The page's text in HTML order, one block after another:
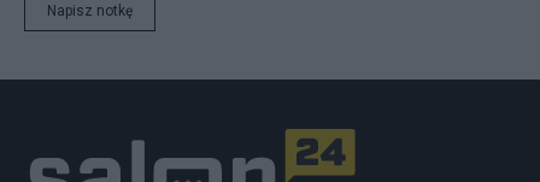
Napisz notkę